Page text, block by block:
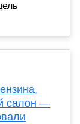
салон —